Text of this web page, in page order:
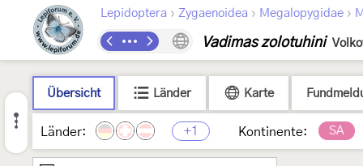
Lepidoptera › Zygaenoidea › Megalopygidae ›
Vadimas zolotuhini
Übersicht Länder Karte
Länder: +1 Kontinente: SA